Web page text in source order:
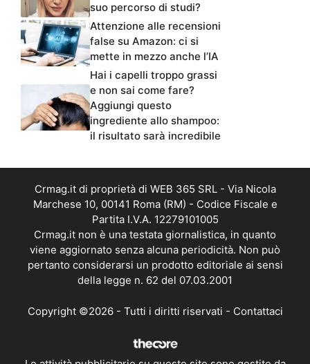
suo percorso di studi?
Attenzione alle recensioni
false su Amazon: ci si
mette in mezzo anche l’IA
Hai i capelli troppo grassi
e non sai come fare?
Aggiungi questo
ingrediente allo shampoo:
il risultato sarà incredibile
Crmag.it di proprietà di WEB 365 SRL - Via Nicola
Marchese 10, 00141 Roma (RM) - Codice Fiscale e
Partita I.V.A. 12279101005
Crmag.it non è una testata giornalistica, in quanto
viene aggiornato senza alcuna periodicità. Non può
pertanto considerarsi un prodotto editoriale ai sensi
della legge n. 62 del 07.03.2001
Copyright ©2026 - Tutti i diritti riservati - Contattaci